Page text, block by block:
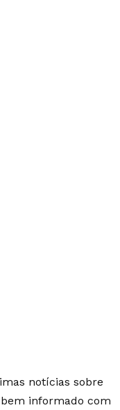
notícias sobre
informado com